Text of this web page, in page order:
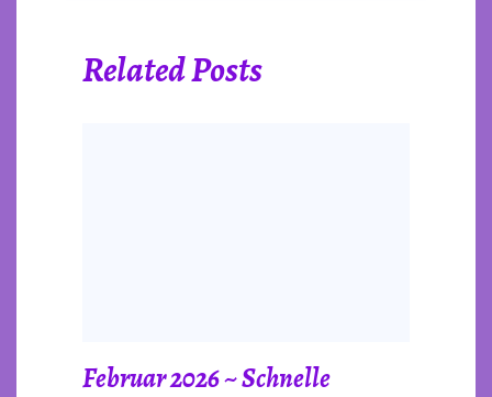
Related Posts
Februar 2026 ~ Schnelle